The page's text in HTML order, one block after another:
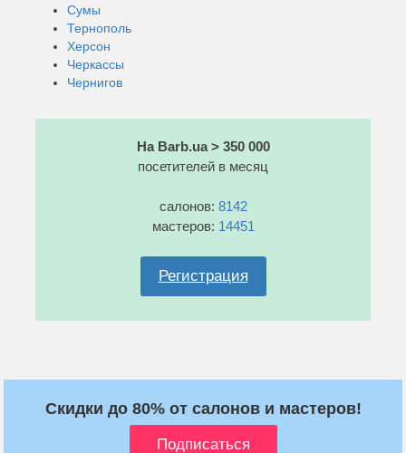
Сумы
Тернополь
Херсон
Черкассы
Чернигов
На Barb.ua > 350 000
посетителей в месяц
салонов: 8142
мастеров: 14451
Регистрация
Скидки до 80% от салонов и мастеров!